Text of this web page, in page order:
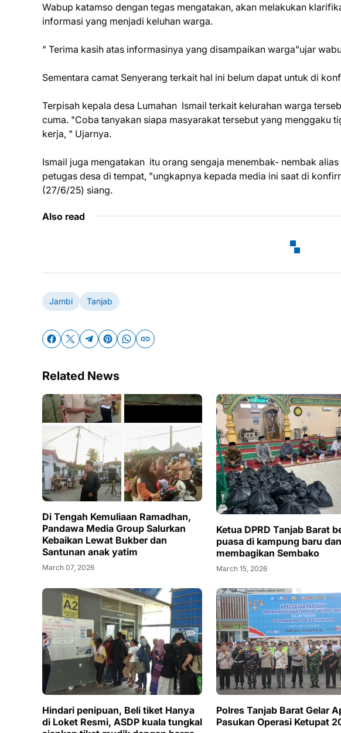
Wabup katamso dengan tegas mengatakan, akan melakukan
informasi yang menjadi keluhan warga.
" Terima kasih atas informasinya yang disampaikan warga"ujar
Sementara camat Senyerang terkait hal ini belum dapat untuk di
Terpisah kepala desa Lumahan Ismail terkait kelurahan warga
cuma. "Coba tanyakan siapa masyarakat tersebut yang menggaku
kerja, " Ujarnya.
Ismail juga mengatakan itu orang sengaja menembak- nembak
petugas desa di tempat, "ungkapnya kepada media ini saat di
(27/6/25) siang.
Also read
Jambi Tanjab
Related News
Di Tengah Kemuliaan Ramadhan,
Pandawa Media Group Salurkan
Kebaikan Lewat Bukber dan
Santunan anak yatim
March 07, 2026
Ketua DPRD Tanjab Barat
puasa di kampung baru dan
membagikan Sembako
March 15, 2026
Hindari penipuan, Beli tiket Hanya
di Loket Resmi, ASDP kuala tungkal
Polres Tanjab Barat Gelar
Pasukan Operasi Ketupat